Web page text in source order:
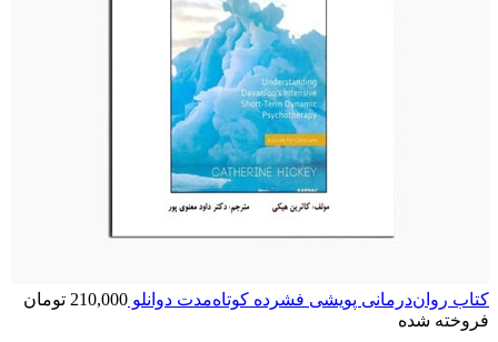
کتاب روان‌درمانی پویشی فشرده کوتاه‌مدت دوانلو 210,000 تومان
فروخته شده